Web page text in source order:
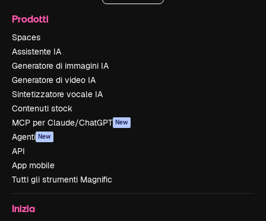
Prodotti
Spaces
Assistente IA
Generatore di immagini IA
Generatore di video IA
Sintetizzatore vocale IA
Contenuti stock
MCP per Claude/ChatGPT New
Agenti New
API
App mobile
Tutti gli strumenti Magnific
Inizia